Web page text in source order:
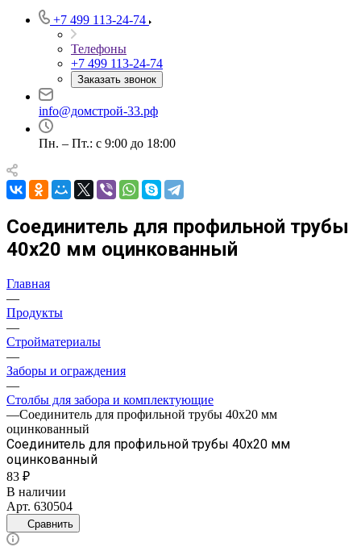
+7 499 113-24-74
Телефоны
+7 499 113-24-74
Заказать звонок
info@домстрой-33.рф
Пн. – Пт.: с 9:00 до 18:00
Соединитель для профильной трубы
40х20 мм оцинкованный
Главная
—
Продукты
—
Стройматериалы
—
Заборы и ограждения
—
Столбы для забора и комплектующие
—Соединитель для профильной трубы 40х20 мм
оцинкованный
Соединитель для профильной трубы 40х20 мм
оцинкованный
83 ₽
В наличии
Арт. 630504
Сравнить